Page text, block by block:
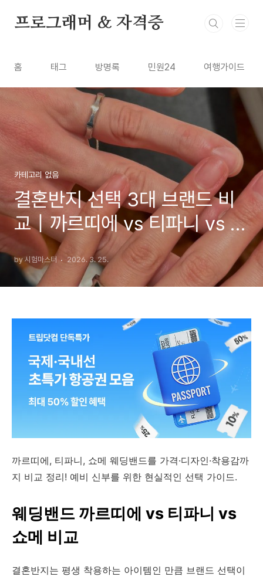
프로그래머 & 자격증
홈 태그 방명록 민원24 여행가이드
카테고리 없음
결혼반지 선택 3대 브랜드 비
교｜까르띠에 vs 티파니 vs 쇼
메
by 시험마스터 2026. 3. 25.
까르띠에, 티파니, 쇼메 웨딩밴드를 가격·디자인·착용감까
지 비교 정리! 예비 신부를 위한 현실적인 선택 가이드.
웨딩밴드 까르띠에 vs 티파니 vs
쇼메 비교
결혼반지는 평생 착용하는 아이템인 만큼 브랜드 선택이